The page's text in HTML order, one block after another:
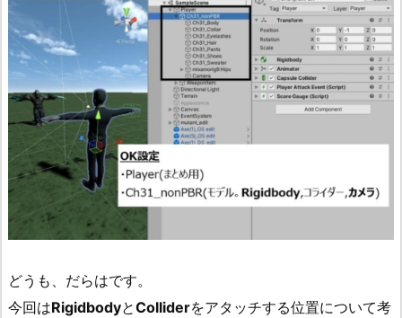
どうも、だらはです。
今回はRigidbodyとColliderをアタッチする位置について考